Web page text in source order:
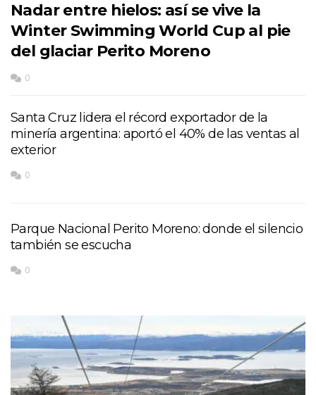
Nadar entre hielos: así se vive la
Winter Swimming World Cup al pie
del glaciar Perito Moreno
0
Santa Cruz lidera el récord exportador de la
minería argentina: aportó el 40% de las ventas al
exterior
0
Parque Nacional Perito Moreno: donde el silencio
también se escucha
0